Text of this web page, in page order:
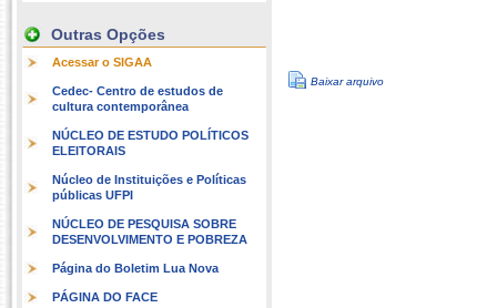
Outras Opções
Acessar o SIGAA
Cedec- Centro de estudos de
cultura contemporânea
NÚCLEO DE ESTUDO POLÍTICOS
ELEITORAIS
Núcleo de Instituições e Políticas
públicas UFPI
NÚCLEO DE PESQUISA SOBRE
DESENVOLVIMENTO E POBREZA
Página do Boletim Lua Nova
PÁGINA DO FACE
Baixar arquivo